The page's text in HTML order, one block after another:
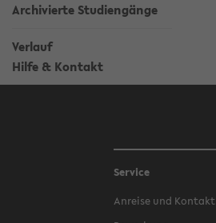
Archivierte Studiengänge
Verlauf
Hilfe & Kontakt
Service
Anreise und Kontakt